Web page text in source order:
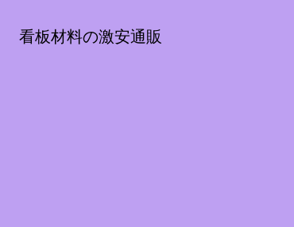
看板材料の激安通販